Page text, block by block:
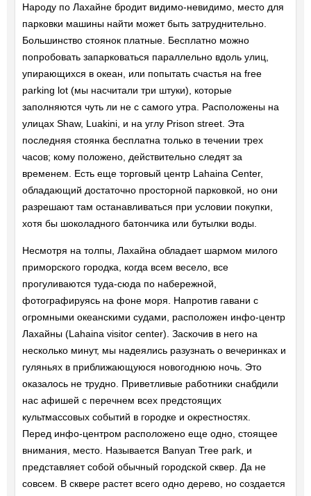
Народу по Лахайне бродит видимо-невидимо, место для
парковки машины найти может быть затруднительно.
Большинство стоянок платные. Бесплатно можно
попробовать запарковаться параллельно вдоль улиц,
упирающихся в океан, или попытать счастья на free
parking lot (мы насчитали три штуки), которые
заполняются чуть ли не с самого утра. Расположены на
улицах Shaw, Luakini, и на углу Prison street. Эта
последняя стоянка бесплатна только в течении трех
часов; кому положено, действительно следят за
временем. Есть еще торговый центр Lahaina Center,
обладающий достаточно просторной парковкой, но они
разрешают там останавливаться при условии покупки,
хотя бы шоколадного батончика или бутылки воды.
Несмотря на толпы, Лахайна обладает шармом милого
приморского городка, когда всем весело, все
прогуливаются туда-сюда по набережной,
фотографируясь на фоне моря. Напротив гавани с
огромными океанскими судами, расположен инфо-центр
Лахайны (Lahaina visitor center). Заскочив в него на
несколько минут, мы надеялись разузнать о вечеринках и
гуляньях в приближающуюся новогоднюю ночь. Это
оказалось не трудно. Приветливые работники снабдили
нас афишей с перечнем всех предстоящих
культмассовых событий в городке и окрестностях.
Перед инфо-центром расположено еще одно, стоящее
внимания, место. Называется Banyan Tree park, и
представляет собой обычный городской сквер. Да не
совсем. В сквере растет всего одно дерево, но создается